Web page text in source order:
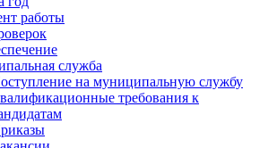
работы
служба
на муниципальную службу
требования к